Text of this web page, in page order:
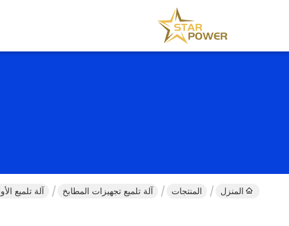
المنزل المنتجات آلة تلميع تجهيزات المطابخ آلة تلميع